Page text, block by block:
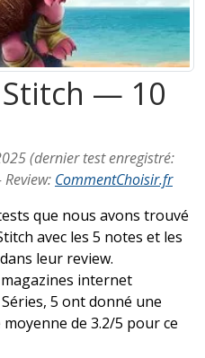
— 10
(dernier test enregistré:
Review: CommentChoisir.fr
que nous avons trouvé
avec les 5 notes et les
leur review.
internet
5 ont donné une
de 3.2/5 pour ce